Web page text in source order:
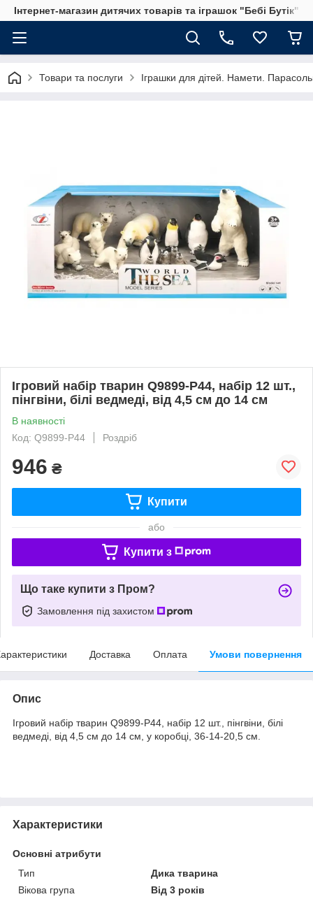
Інтернет-магазин дитячих товарів та іграшок "Бебі Бутік"
Товари та послуги Іграшки для дітей. Намети.
Ігровий набір тварин Q9899-P44, набір 12 шт.,
пінгвіни, білі ведмеді, від 4,5 см до 14 см
В наявності
Код: Q9899-P44
Роздріб
946 ₴
Купити
або
Купити з
Що таке купити з Пром?
Замовлення під захистом
Доставка Оплата Умови повернення
Опис
Ігровий набір тварин Q9899-P44, набір 12 шт., пінгвіни, білі
ведмеді, від 4,5 см до 14 см, у коробці, 36-14-20,5 см.
Характеристики
Основні атрибути
Тип
Дика тварина
Вікова група
Від 3 років